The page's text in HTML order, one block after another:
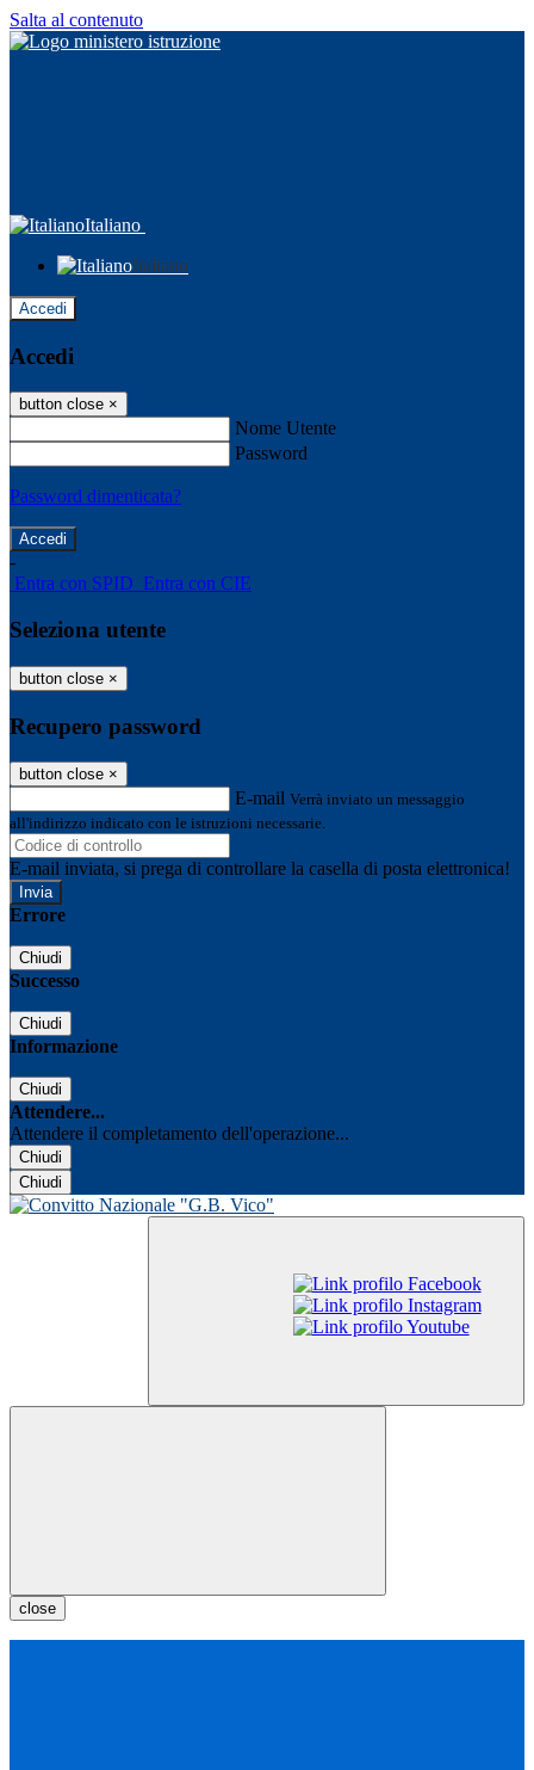
Salta al contenuto
Italiano
Italiano
Accedi
Accedi
button close ×
Nome Utente
Password
Password dimenticata?
-
Entra con SPID Entra con CIE
Seleziona utente
button close ×
Recupero password
button close ×
E-mail Verrà inviato un messaggio
all'indirizzo indicato con le istruzioni necessarie.
E-mail inviata, si prega di controllare la casella di posta elettronica!
Errore
Chiudi
Successo
Chiudi
Informazione
Chiudi
Attendere...
Attendere il completamento dell'operazione...
Chiudi
Chiudi
close